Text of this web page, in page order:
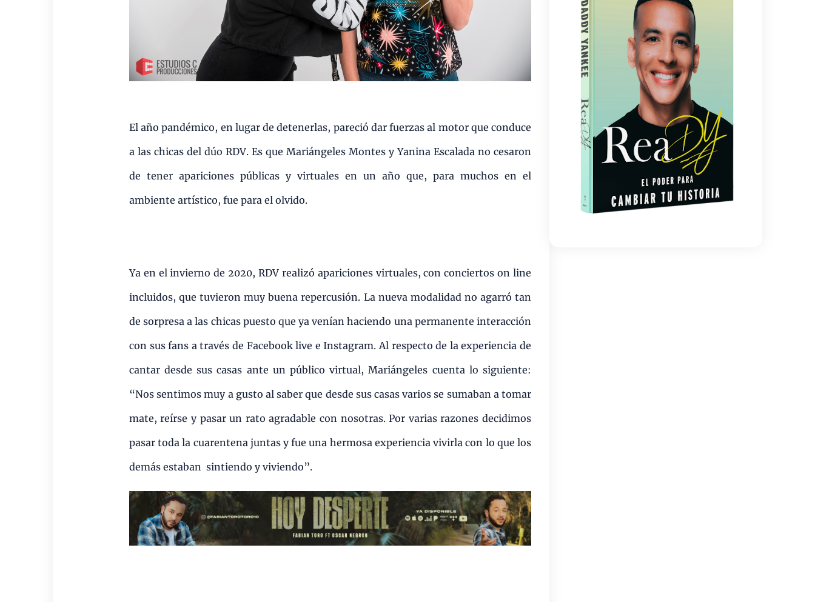
El año pandémico, en lugar de detenerlas, pareció dar fuerzas al motor que conduce
a las chicas del dúo RDV. Es que Mariángeles Montes y Yanina Escalada no cesaron
de tener apariciones públicas y virtuales en un año que, para muchos en el
ambiente artístico, fue para el olvido.
Ya en el invierno de 2020, RDV realizó apariciones virtuales, con conciertos on line
incluidos, que tuvieron muy buena repercusión. La nueva modalidad no agarró tan
de sorpresa a las chicas puesto que ya venían haciendo una permanente interacción
con sus fans a través de Facebook live e Instagram. Al respecto de la experiencia de
cantar desde sus casas ante un público virtual, Mariángeles cuenta lo siguiente:
“Nos sentimos muy a gusto al saber que desde sus casas varios se sumaban a tomar
mate, reírse y pasar un rato agradable con nosotras. Por varias razones decidimos
pasar toda la cuarentena juntas y fue una hermosa experiencia vivirla con lo que los
demás estaban sintiendo y viviendo”.